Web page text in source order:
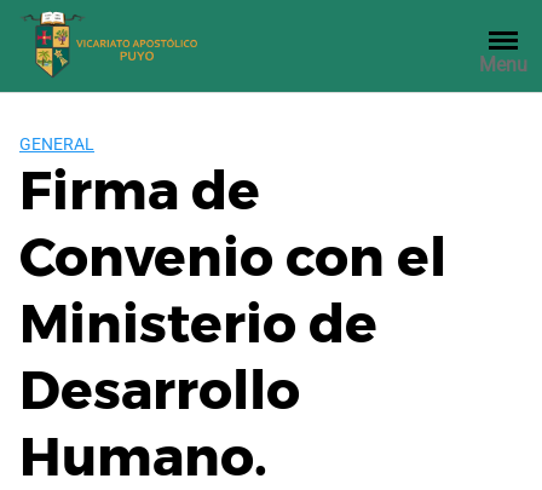
Saltar
contenido
Menu
GENERAL
Firma de
Convenio con el
Ministerio de
Desarrollo
Humano.